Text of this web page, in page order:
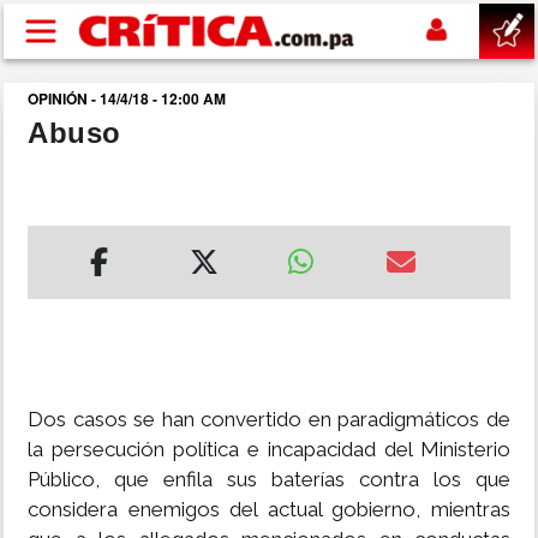
Pasar al contenido principal
buscar
DEPORTES
MUNDO
OPINIÓN - 14/4/18 - 12:00 AM
Abuso
Dos casos se han convertido en paradigmáticos de
la persecución política e incapacidad del Ministerio
Público, que enfila sus baterías contra los que
considera enemigos del actual gobierno, mientras